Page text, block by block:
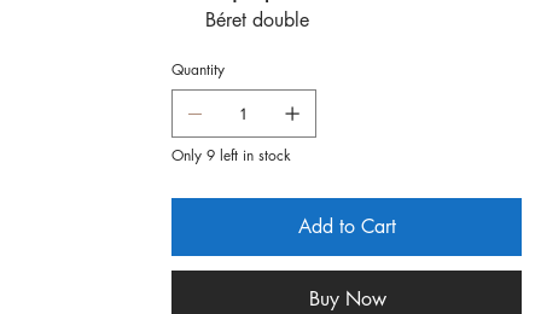
Béret double
Quantity
Only 9 left in stock
Add to Cart
Buy Now